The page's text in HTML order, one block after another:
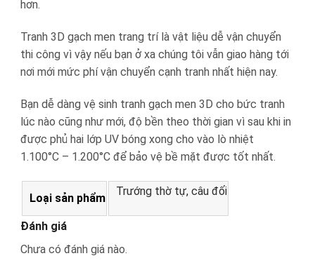
hơn.
Tranh 3D gạch men trang trí là vật liệu dễ vận chuyển
thi công vì vậy nếu bạn ở xa chúng tôi vẫn giao hàng tới
nơi mới mức phí vận chuyển cạnh tranh nhất hiện nay.
Bạn dễ dàng vệ sinh tranh gạch men 3D cho bức tranh
lúc nào cũng như mới, độ bền theo thời gian vì sau khi in
được phủ hai lớp UV bóng xong cho vào lò nhiệt
1.100°C – 1.200°C để bảo vệ bề mặt được tốt nhất.
Loại sản phẩm
Trướng thờ tự, câu đối
Đánh giá
Chưa có đánh giá nào.